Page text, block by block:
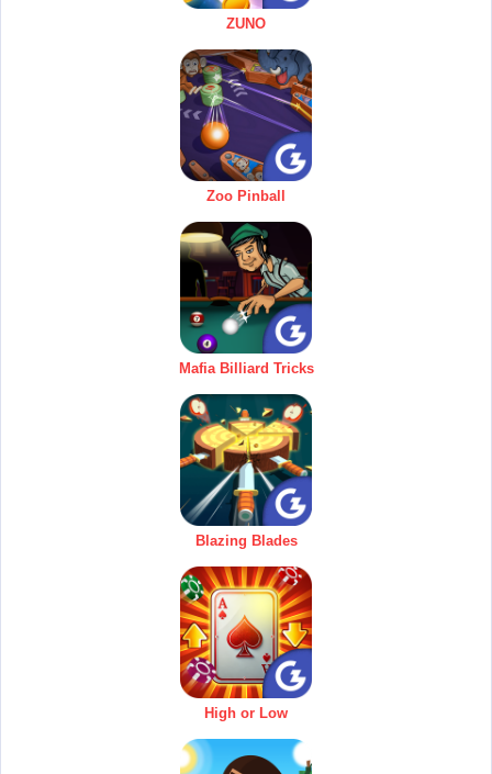
ZUNO
Zoo Pinball
Mafia Billiard Tricks
Blazing Blades
High or Low